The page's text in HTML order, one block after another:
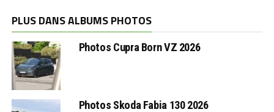
PLUS DANS ALBUMS PHOTOS
Photos Cupra Born VZ 2026
Photos Skoda Fabia 130 2026